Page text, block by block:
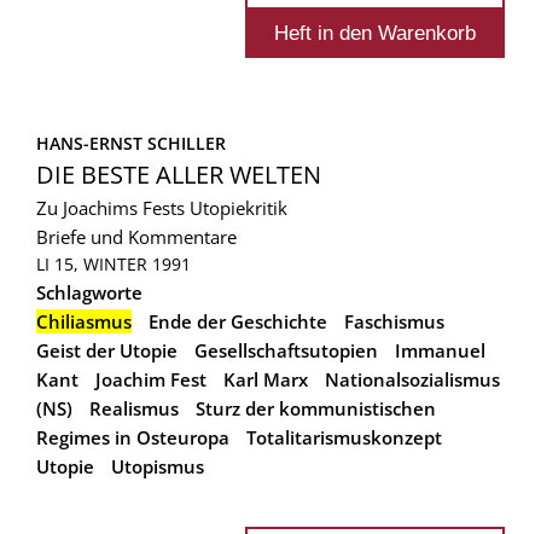
HANS-ERNST SCHILLER
DIE BESTE ALLER WELTEN
Zu Joachims Fests Utopiekritik
Briefe und Kommentare
LI 15, WINTER 1991
Schlagworte
Chiliasmus
Ende der Geschichte
Faschismus
Geist der Utopie
Gesellschaftsutopien
Immanuel
Kant
Joachim Fest Karl Marx
Nationalsozialismus
(NS)
Realismus
Sturz der kommunistischen
Regimes in Osteuropa
Totalitarismuskonzept
Utopie
Utopismus